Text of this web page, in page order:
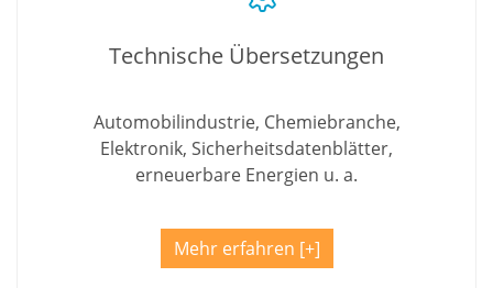
Technische Übersetzungen
Automobilindustrie, Chemiebranche,
Elektronik, Sicherheitsdatenblätter,
erneuerbare Energien u. a.
Mehr erfahren